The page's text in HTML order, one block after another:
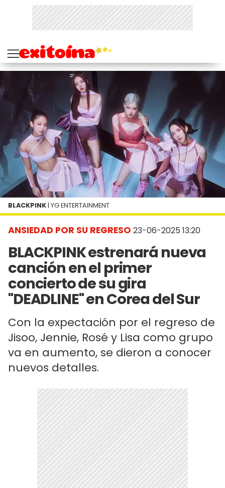
ANSIEDAD POR SU REGRESO 23-06-2025 13:20
BLACKPINK estrenará nueva
canción en el primer
concierto de su gira
"DEADLINE" en Corea del Sur
Con la expectación por el regreso de
Jisoo, Jennie, Rosé y Lisa como grupo
va en aumento, se dieron a conocer
nuevos detalles.
BLACKPINK | YG ENTERTAINMENT